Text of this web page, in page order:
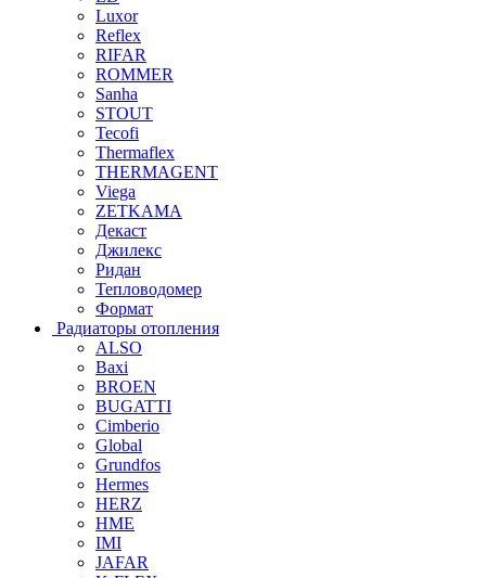
Luxor
Reflex
RIFAR
ROMMER
Sanha
STOUT
Tecofi
Thermaflex
THERMAGENT
Viega
ZETKAMA
Декаст
Джилекс
Ридан
Тепловодомер
Формат
Радиаторы отопления
ALSO
Baxi
BROEN
BUGATTI
Cimberio
Global
Grundfos
Hermes
HERZ
HME
IMI
JAFAR